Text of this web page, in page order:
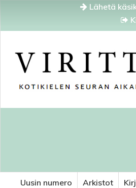
Lähetä
Uusin numero Arkistot